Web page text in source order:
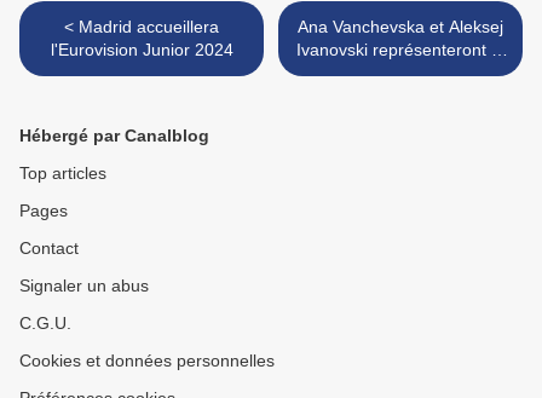
< Madrid accueillera
l'Eurovision Junior 2024
Ana Vanchevska et Aleksej
Ivanovski représenteront la
Macédoine à l'Eurovision J
Hébergé par Canalblog
Top articles
Pages
Contact
Signaler un abus
C.G.U.
Cookies et données personnelles